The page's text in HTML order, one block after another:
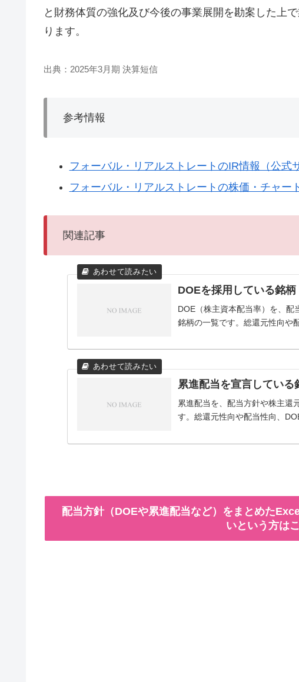
と財務体質の強化及び今後の事業展開を勘案した上
ります。
出典：2025年3月期 決算短信
参考情報
フォーバル・リアルストレートのIR情報（公式
フォーバル・リアルストレートの株価・チャー
関連記事
DOEを採用している銘
DOE（株主資本配当率）を、配
銘柄の一覧です。総還元性向や
累進配当を宣言している
累進配当を、配当方針や株主還
す。総還元性向や配当性向、
配当方針（DOEや累進配当など）をまとめた
いという方は